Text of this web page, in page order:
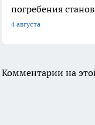
погребения
4 августа
Комментарии на